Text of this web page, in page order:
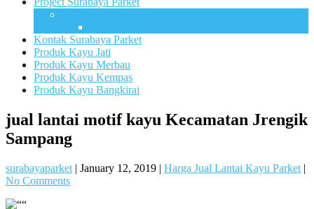
Kontak Surabaya Parket
Produk Kayu Jati
Produk Kayu Merbau
Produk Kayu Kempas
Produk Kayu Bangkirai
jual lantai motif kayu Kecamatan Jrengik
Sampang
surabayaparket | January 12, 2019 | Harga Jual Lantai Kayu Parket |
No Comments